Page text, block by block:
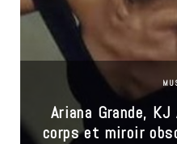
Ariana Grande,
corps et miroir